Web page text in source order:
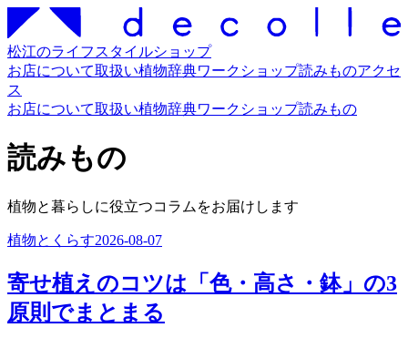
松江のライフスタイルショップ
お店について取扱い植物辞典ワークショップ読みものアクセ
ス
お店について取扱い植物辞典ワークショップ読みもの
読みもの
植物と暮らしに役立つコラムをお届けします
植物とくらす2026-08-07
寄せ植えのコツは「色・高さ・鉢」の3
原則でまとまる